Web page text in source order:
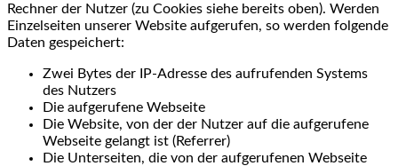
Rechner der Nutzer (zu Cookies siehe bereits oben). Werden
Einzelseiten unserer Website aufgerufen, so werden folgende
Daten gespeichert:
Zwei Bytes der IP-Adresse des aufrufenden Systems
des Nutzers
Die aufgerufene Webseite
Die Website, von der der Nutzer auf die aufgerufene
Webseite gelangt ist (Referrer)
Die Unterseiten, die von der aufgerufenen Webseite